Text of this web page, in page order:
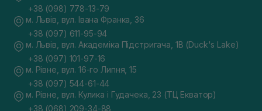
+38 (098) 778-13-79
м. Львів, вул. Івана Франка, 36
+38 (097) 611-95-94
м. Львів, вул. Академіка Підстригача, 1В (Duck's Lake)
+38 (097) 101-97-16
м. Рівне, вул. 16-го Липня, 15
+38 (097) 544-61-44
м. Рівне, вул. Кулика і Гудачека, 23 (ТЦ Екватор)
+38 (068) 209-34-88